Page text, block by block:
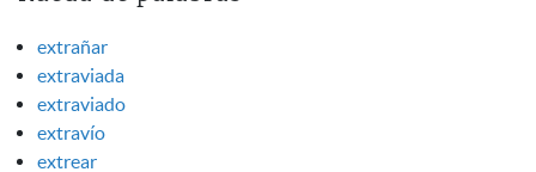
extrañar
extraviada
extraviado
extravío
extrear